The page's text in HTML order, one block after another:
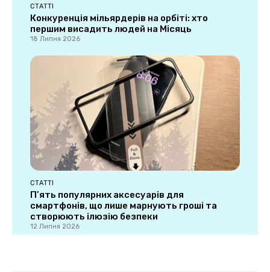
СТАТТІ
Конкуренція мільярдерів на орбіті: хто
першим висадить людей на Місяць
18 Липня 2026
СТАТТІ
П’ять популярних аксесуарів для
смартфонів, що лише марнують гроші та
створюють ілюзію безпеки
12 Липня 2026